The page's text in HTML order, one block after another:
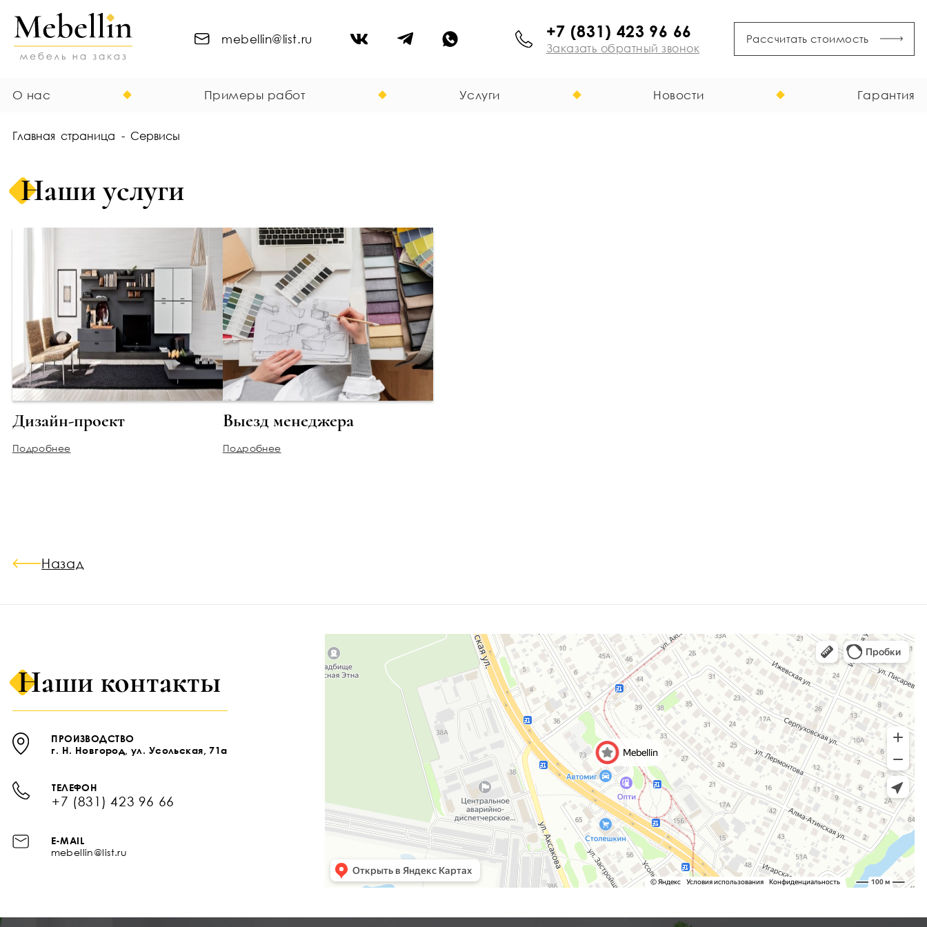
mebellin@list.ru +7 (831) 423 96 66
Заказать обратный звонок
Рассчитать стоимость
О нас Примеры работ Услуги Новости Гарантия
Главная страница - Сервисы
Наши услуги
Дизайн-проект
Подробнее
Выезд менеджера
Подробнее
Назад
Наши контакты
ПРОИЗВОДСТВО
г. Н. Новгород, ул. Усольская, 71а
ТЕЛЕФОН
+7 (831) 423 96 66
E-MAIL
mebellin@list.ru